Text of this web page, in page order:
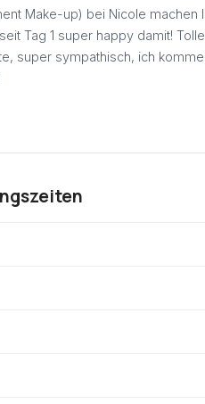
Make-up) bei Nicole machen
Tag 1 super happy damit!
super sympathisch, ich